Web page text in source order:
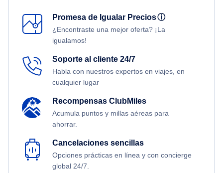
Promesa de Igualar Preciosⓘ
¿Encontraste una mejor oferta? ¡La
igualamos!
Soporte al cliente 24/7
Habla con nuestros expertos en viajes, en
cualquier lugar
Recompensas ClubMiles
Acumula puntos y millas aéreas para
ahorrar.
Cancelaciones sencillas
Opciones prácticas en línea y con concierge
global 24/7.